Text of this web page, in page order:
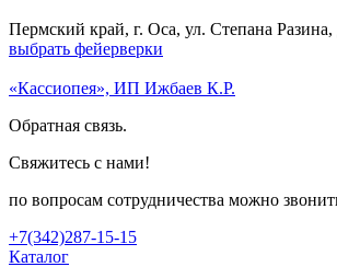
Пермский край, г. Оса, ул. Степана Разина,
выбрать фейерверки
«Кассиопея», ИП Ижбаев К.Р.
Обратная связь.
Свяжитесь с нами!
по вопросам сотрудничества можно
+7(342)287-15-15
Каталог